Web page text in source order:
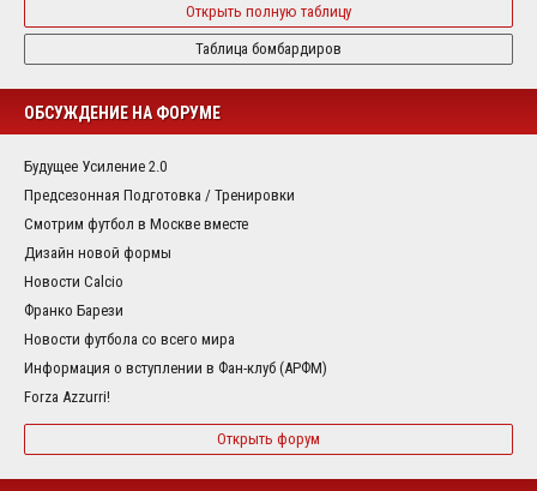
Открыть полную таблицу
Таблица бомбардиров
ОБСУЖДЕНИЕ НА ФОРУМЕ
Будущее Усиление 2.0
Предсезонная Подготовка / Тренировки
Смотрим футбол в Москве вместе
Дизайн новой формы
Новости Calcio
Франко Барези
Новости футбола со всего мира
Информация о вступлении в Фан-клуб (АРФМ)
Forza Azzurri!
Открыть форум